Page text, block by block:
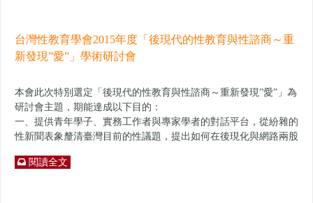
台灣性教育學會2015年度「後現代的性教育與性諮商～重
新發現”愛”」學術研討會
本會此次特別選定「後現代的性教育與性諮商～重新發現”愛”」為
研討會主題，期能達成以下目的：
一、提供青年學子、實務工作者與專家學者的對話平台，從紛雜的
性新聞表象釐清臺灣目前的性議題，提出如何在後現化與網路兩股
育與性諮商。
閱讀全文